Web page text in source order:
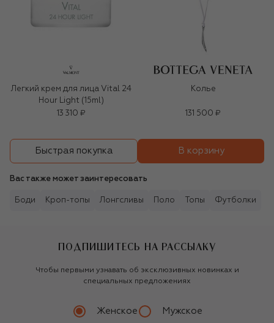
Легкий крем для лица Vital 24
Hour Light (15ml)
13 310 ₽
Колье
131 500 ₽
Быстрая покупка В корзину
Вас также может заинтересовать
Боди Кроп-топы Лонгсливы Поло Топы Футболки
ПОДПИШИТЕСЬ НА РАССЫЛКУ
Чтобы первыми узнавать об эксклюзивных новинках и
специальных предложениях
Женское Мужское